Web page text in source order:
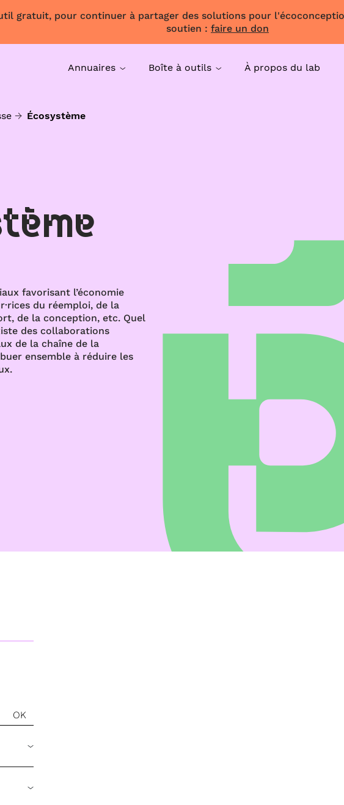
gratuit, pour continuer à partager des solutions pour
soutien : faire un don
Annuaires Boîte à outils À propos du lab
Écosystème
favorisant l’économie
du réemploi, de la
de la conception, etc. Quel
des collaborations
de la chaîne de la
ensemble à réduire les